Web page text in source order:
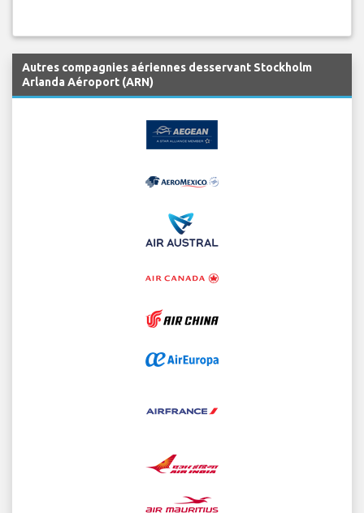
Autres compagnies aériennes desservant Stockholm
Arlanda Aéroport (ARN)